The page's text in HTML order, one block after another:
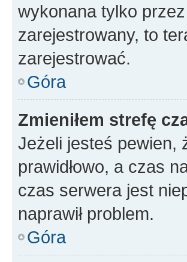
wykonana tylko
zarejestrowany, to
zarejestrować.
Góra
Zmieniłem strefę
Jeżeli jesteś pewien,
prawidłowo, a czas
czas serwera jest
naprawił problem.
Góra